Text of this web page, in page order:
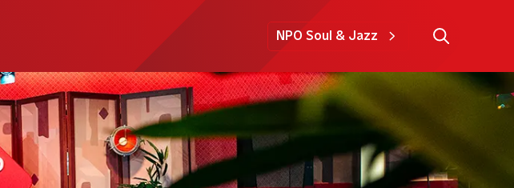
NPO Soul & Jazz